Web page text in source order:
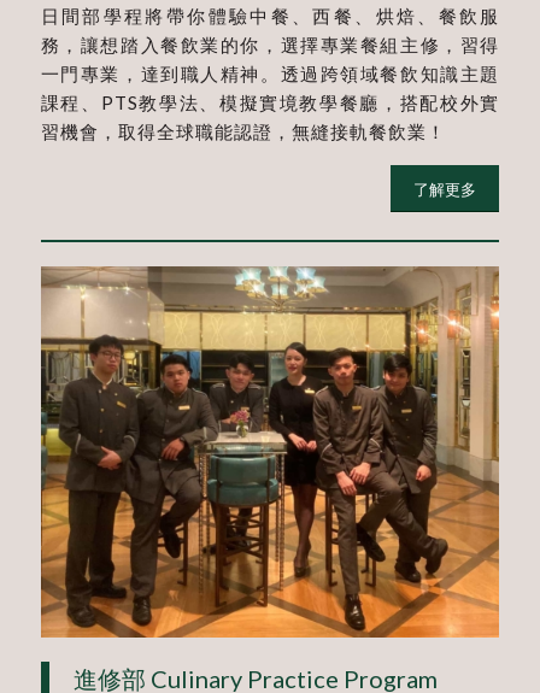
日間部學程將帶你體驗中餐、西餐、烘焙、餐飲服
務，讓想踏入餐飲業的你，選擇專業餐組主修，習得
一門專業，達到職人精神。透過跨領域餐飲知識主題
課程、PTS教學法、模擬實境教學餐廳，搭配校外實
習機會，取得全球職能認證，無縫接軌餐飲業！
了解更多
進修部 Culinary Practice Program